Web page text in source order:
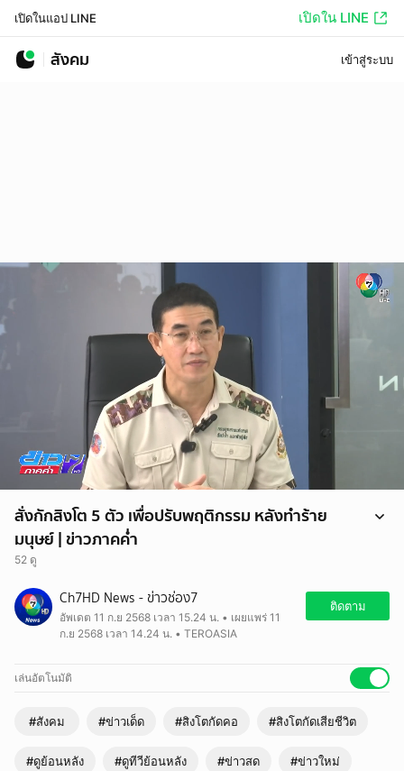
เปิดในแอป LINE เปิดใน LINE
สังคม เข้าสู่ระบบ
สั่งกักสิงโต 5 ตัว เพื่อปรับพฤติกรรม หลังทำร้าย
มนุษย์ | ข่าวภาคค่ำ
52 ดู
Ch7HD News - ข่าวช่อง7
อัพเดต 11 ก.ย 2568 เวลา 15.24 น. • เผยแพร่ 11
ก.ย 2568 เวลา 14.24 น. • TEROASIA
ติดตาม
เล่นอัตโนมัติ
#สังคม #ข่าวเด็ด #สิงโตกัดคอ #สิงโตกัดเสียชีวิต
#ดูย้อนหลัง #ดูทีวีย้อนหลัง #ข่าวสด #ข่าวใหม่